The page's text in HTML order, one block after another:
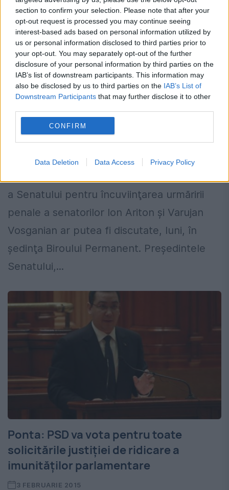
section to confirm your selection. Please note that after your
opt-out request is processed you may continue seeing
interest-based ads based on personal information utilized by
us or personal information disclosed to third parties prior to
your opt-out. You may separately opt-out of the further
disclosure of your personal information by third parties on the
IAB’s list of downstream participants. This information may
also be disclosed by us to third parties on the IAB’s List of
Downstream Participants that may further disclose it to other
CONFIRM
Data Deletion Data Access Privacy Policy
Avizele Comisiei Juridice din Senat, în
cazul Vosganian și Ariton, discutate
luni în Biroul Permanent
a Senatului pentru încuviinţarea urmăririi
penale a senatorilor Ion Ariton şi Varujan
Vosganian ar putea fi discutate, luni, în
şedinţa Biroului Permanent. Președintele
Senatului,...
Ponta: PSD va vota pentru toate
solicitările justiției de ridicare a
imunităților parlamentare
3 FEBRUARIE 2015